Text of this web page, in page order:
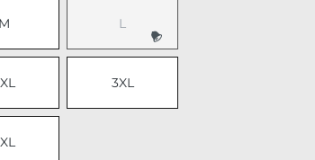
M L(Diese Option ist zurzeit nicht
3XL